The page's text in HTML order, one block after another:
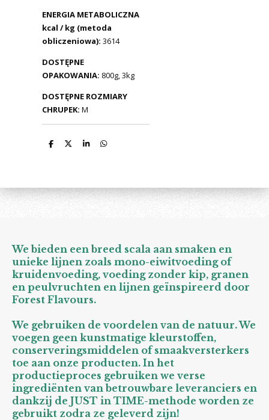
ENERGIA METABOLICZNA
kcal / kg (metoda
obliczeniowa): 3614
DOSTĘPNE
OPAKOWANIA: 800g, 3kg
DOSTĘPNE ROZMIARY
CHRUPEK: M
D
D
S
D
We bieden een breed scala aan smaken en
unieke lijnen zoals mono-eiwitvoeding of
kruidenvoeding, voeding zonder kip, granen
en peulvruchten en lijnen geïnspireerd door
Forest Flavours.
We gebruiken de voordelen van de natuur. We
voegen geen kunstmatige kleurstoffen,
conserveringsmiddelen of smaakversterkers
toe aan onze producten. In het
productieproces gebruiken we verse
ingrediënten van betrouwbare leveranciers en
dankzij de JUST in TIME-methode worden ze
gebruikt zodra ze geleverd zijn!